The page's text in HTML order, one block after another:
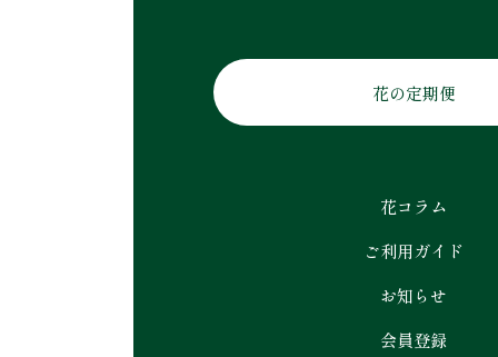
花の定期便
花コラム
ご利用ガイド
お知らせ
会員登録